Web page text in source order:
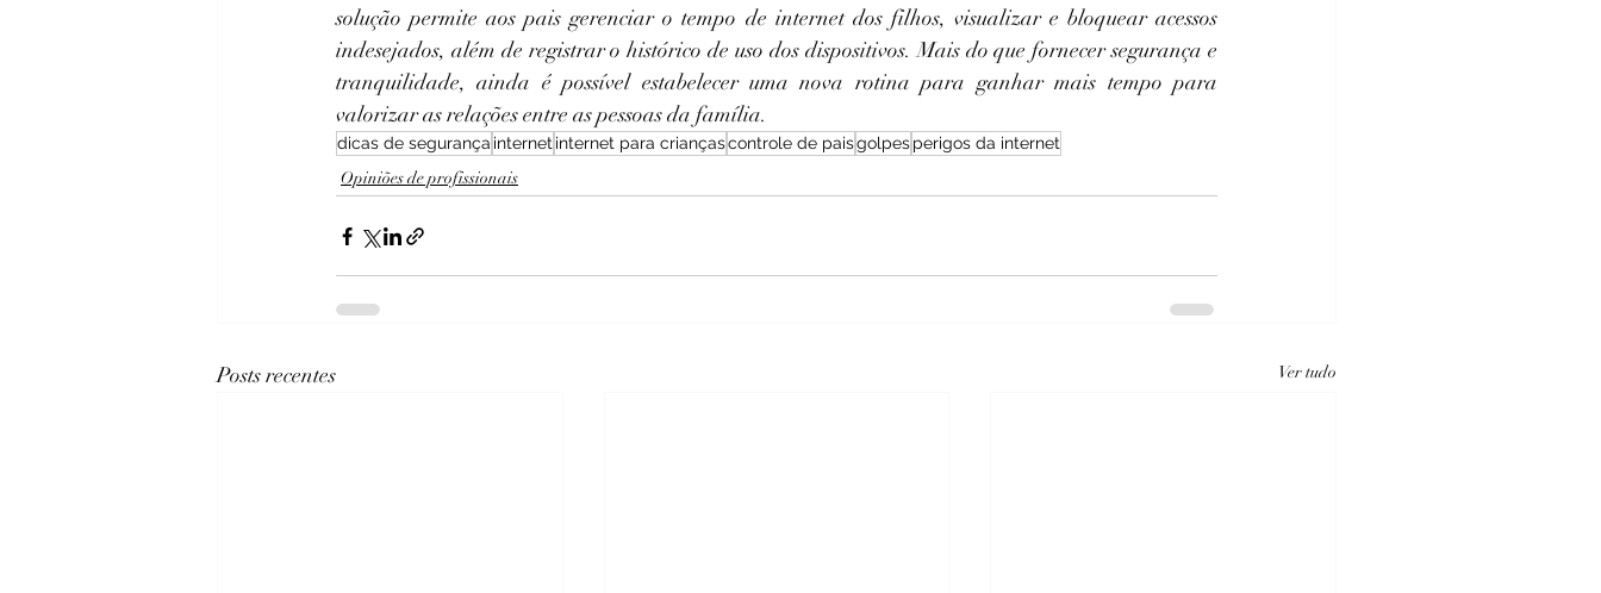
solução permite aos pais gerenciar o tempo de internet dos filhos, visualizar e bloquear acessos
indesejados, além de registrar o histórico de uso dos dispositivos. Mais do que fornecer segurança e
tranquilidade, ainda é possível estabelecer uma nova rotina para ganhar mais tempo para
valorizar as relações entre as pessoas da família.
dicas de segurança internet internet para criançascontrole de paisgolpesperigos da internet
Opiniões de profissionais
Posts recentes Ver tudo